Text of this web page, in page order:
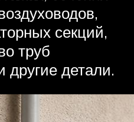
секций,
труб
другие детали.